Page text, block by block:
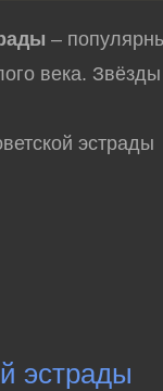
–
века.
эстрады
эстрады